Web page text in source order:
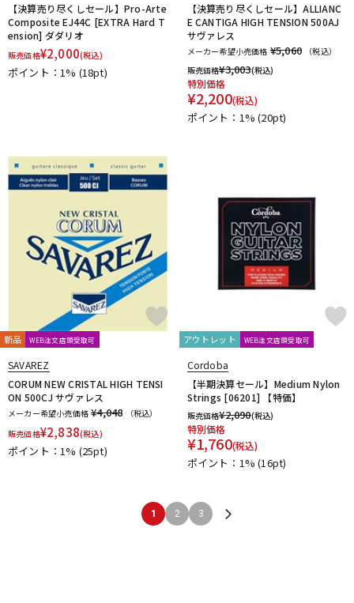
【決算売り尽くしセール】Pro-Arte
Composite EJ44C [EXTRA Hard T
ension] ダダリオ
販売価格¥2,000(税込)
ポイント：1% (18pt)
【決算売り尽くしセール】ALLIANC
E CANTIGA HIGH TENSION 500AJ
サヴァレス
メーカー希望小売価格 ¥5,060
（税込）
販売価格¥3,003(税込)
特別価格
¥2,200(税込)
ポイント：1%(20pt)
新品 WEB注文店頭受取可
SAVAREZ
CORUM NEW CRISTAL HIGH TENSI
ON 500CJ サヴァレス
メーカー希望小売価格 ¥4,048
（税込）
販売価格¥2,838(税込)
ポイント：1% (25pt)
アウトレット WEB注文店頭受取可
Cordoba
【半期決算セール】Medium Nylon
Strings [06201] 【特価】
販売価格¥2,090(税込)
特別価格
¥1,760(税込)
ポイント：1%(16pt)
1 2 3